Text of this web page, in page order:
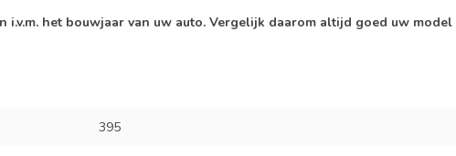
i.v.m. het bouwjaar van uw auto. Vergelijk daarom altijd goed uw model
395